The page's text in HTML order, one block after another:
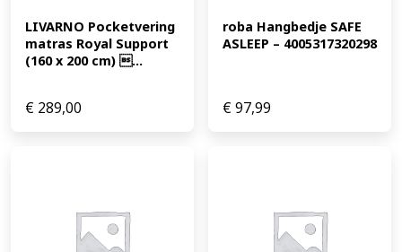
LIVARNO Pocketvering
matras Royal Support
(160 x 200 cm) ...
€ 289,00
roba Hangbedje SAFE
ASLEEP – 4005317320298
€97,99